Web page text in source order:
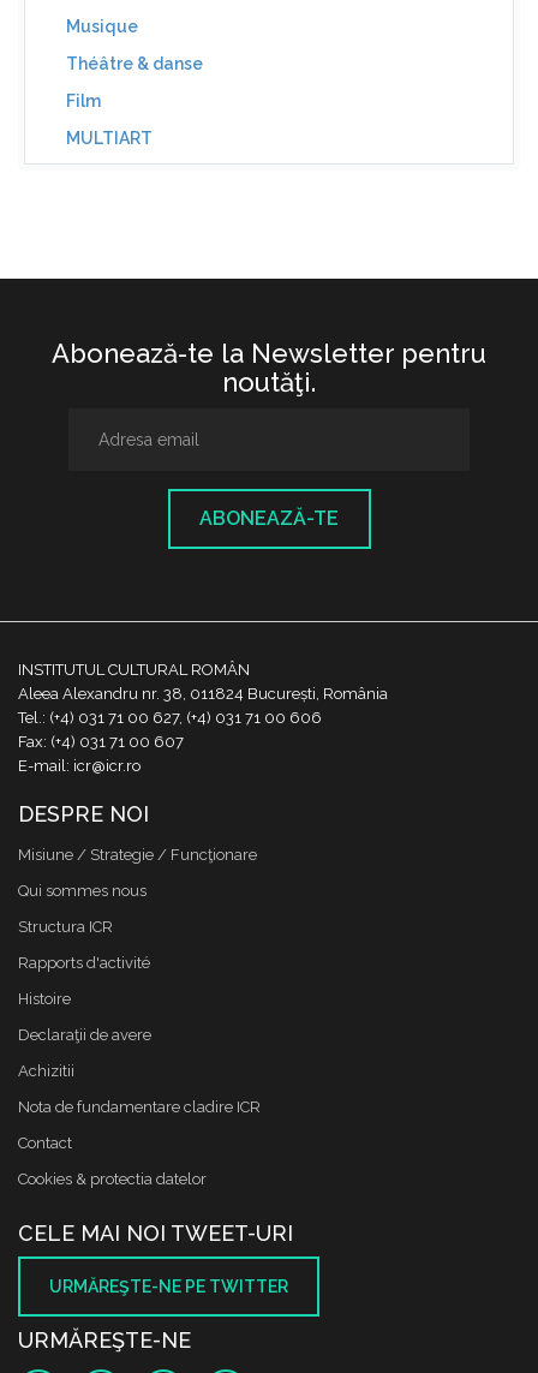
Musique
Théâtre & danse
Film
MULTIART
Abonează-te la Newsletter pentru
noutăţi.
ABONEAZĂ-TE
INSTITUTUL CULTURAL ROMÂN
Aleea Alexandru nr. 38, 011824 București, România
Tel.: (+4) 031 71 00 627, (+4) 031 71 00 606
Fax: (+4) 031 71 00 607
E-mail: icr@icr.ro
DESPRE NOI
Misiune / Strategie / Funcţionare
Qui sommes nous
Structura ICR
Rapports d'activité
Histoire
Declaraţii de avere
Achizitii
Nota de fundamentare cladire ICR
Contact
Cookies & protectia datelor
CELE MAI NOI TWEET-URI
URMĂREŞTE-NE PE TWITTER
URMĂREŞTE-NE